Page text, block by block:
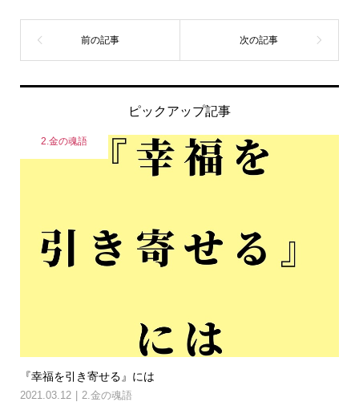
ピックアップ記事
2.金の魂語
『幸福を引き寄せる』には
2021.03.12 2.金の魂語